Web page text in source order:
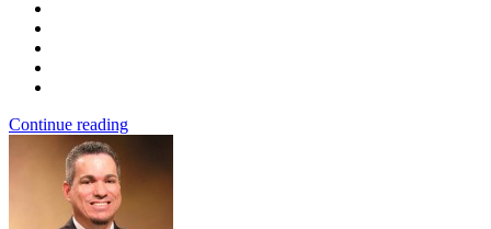
Continue reading